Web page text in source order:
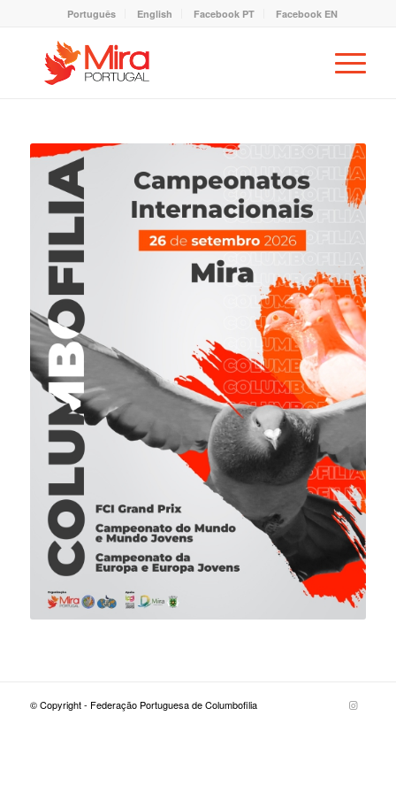
Português English Facebook PT Facebook EN
© Copyright - Federação Portuguesa de Columbofilia